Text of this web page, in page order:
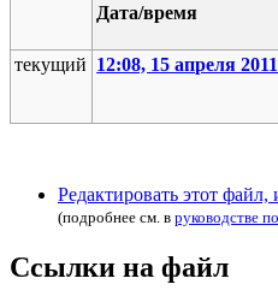
Дата/время
текущий 12:08, 15 апреля 2011
Редактировать этот
(подробнее см. в руководстве
Ссылки на файл